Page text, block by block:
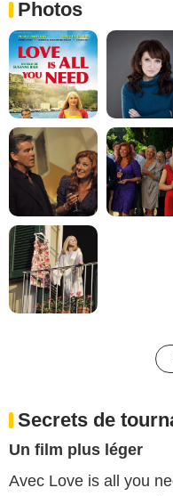
Photos
Secrets de
Un film plus léger
Avec Love is all you